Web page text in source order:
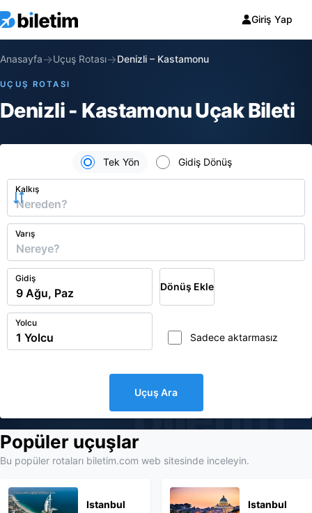
Giriş Yap
biletim
Anasayfa→Uçuş Rotası→Denizli – Kastamonu
UÇUŞ ROTASI
Denizli - Kastamonu Uçak Bileti
Tek Yön Gidiş Dönüş
Kalkış
Varış
Gidiş
Dönüş Ekle
Yolcu
Sadece aktarmasız
Uçuş Ara
Popüler uçuşlar
Bu popüler rotaları biletim.com web sitesinde inceleyin.
Istanbul
Istanbul